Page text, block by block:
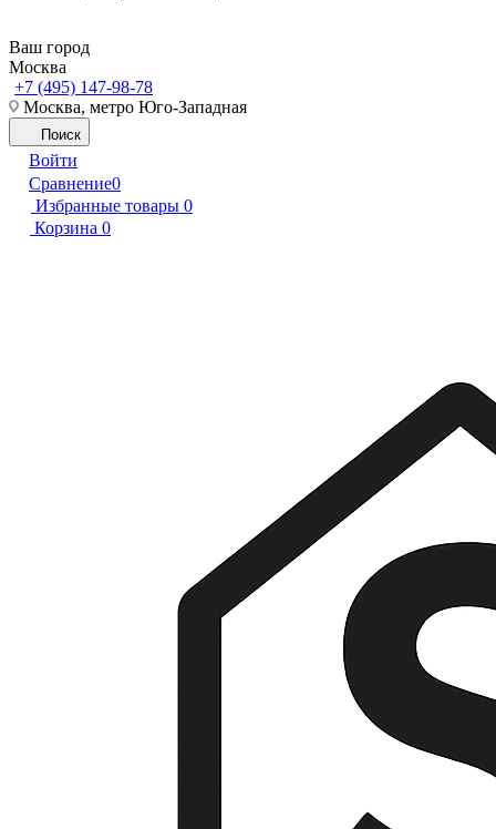
Ваш город
Москва
+7 (495) 147-98-78
Москва, метро Юго-Западная
Поиск
Войти
Сравнение0
Избранные товары 0
Корзина 0